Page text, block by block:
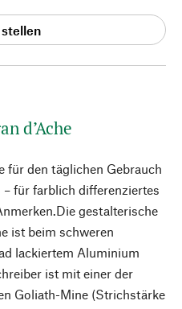
d’Ache
für den täglichen Gebrauch
– für farblich differenziertes
gestalterische
ist beim schweren
lackiertem Aluminium
ist mit einer der
Goliath-Mine (Strichstärke